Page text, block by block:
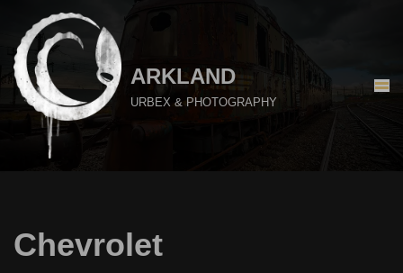
Aller
au
contenu
ARKLAND
URBEX & PHOTOGRAPHY
Chevrolet